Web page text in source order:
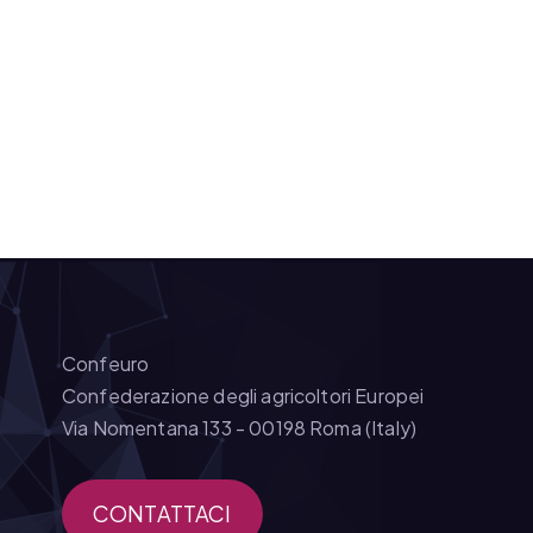
Confeuro
Confederazione degli agricoltori Europei
Via Nomentana 133 - 00198 Roma (Italy)
CONTATTACI